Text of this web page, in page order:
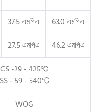
37.5 এমপিএ
63.0 এমপিএ
27.5 এমপিএ 46.2 এমপিএ
CS -29 - 425℃
SS - 59 - 540℃
WOG